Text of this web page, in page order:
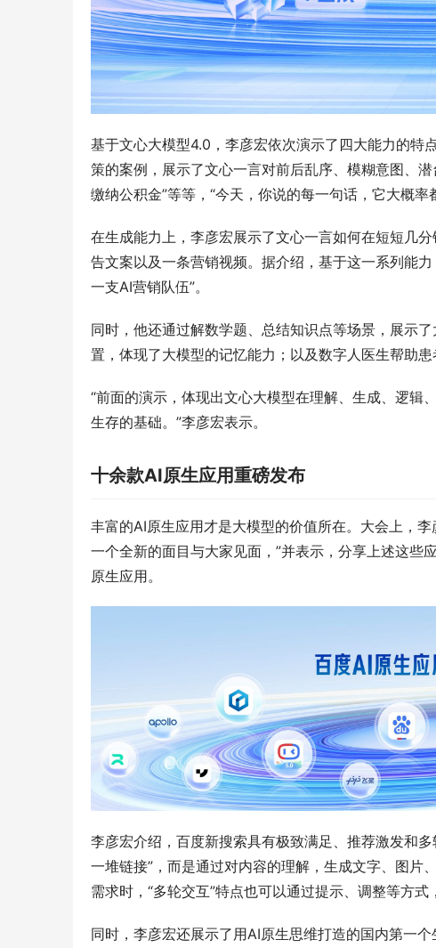
基于文心大模型4.0，李彦宏依次演示了四大能力的特
策的案例，展示了文心一言对前后乱序、模糊意图、
缴纳公积金”等等，“今天，你说的每一句话，它大概率
在生成能力上，李彦宏展示了文心一言如何在短短几
告文案以及一条营销视频。据介绍，基于这一系列能
一支AI营销队伍”。
同时，他还通过解数学题、总结知识点等场景，展示
置，体现了大模型的记忆能力；以及数字人医生帮助
“前面的演示，体现出文心大模型在理解、生成、逻辑
生存的基础。”李彦宏表示。
十余款AI原生应用重磅发布
丰富的AI原生应用才是大模型的价值所在。大会上，
一个全新的面目与大家见面，”并表示，分享上述这些
原生应用。
李彦宏介绍，百度新搜索具有极致满足、推荐激发和
一堆链接”，而是通过对内容的理解，生成文字、图片
需求时，“多轮交互”特点也可以通过提示、调整等方式
同时，李彦宏还展示了用AI原生思维打造的国内第一